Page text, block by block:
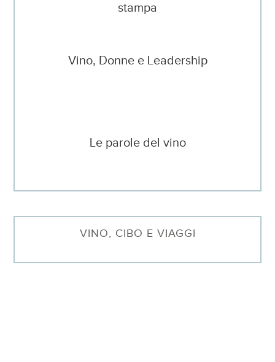
stampa
Vino, Donne e Leadership
Le parole del vino
VINO, CIBO E VIAGGI